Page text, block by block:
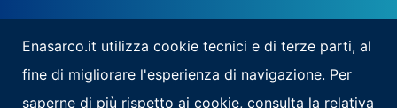
Enasarco.it utilizza cookie tecnici e di terze parti, al
fine di migliorare l'esperienza di navigazione. Per
saperne di più rispetto ai cookie, consulta la relativa